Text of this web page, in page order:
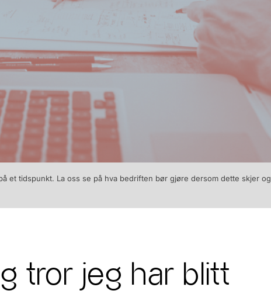
et tidspunkt. La oss se på hva bedriften bør gjøre dersom dette skjer og
tror jeg har blitt